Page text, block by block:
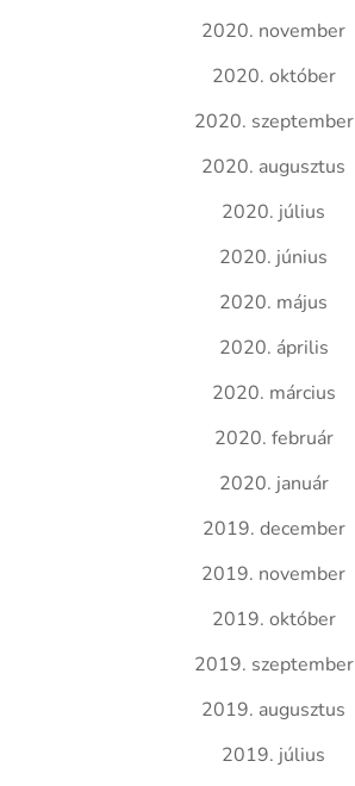
2020. november
2020. október
2020. szeptember
2020. augusztus
2020. július
2020. június
2020. május
2020. április
2020. március
2020. február
2020. január
2019. december
2019. november
2019. október
2019. szeptember
2019. augusztus
2019. július